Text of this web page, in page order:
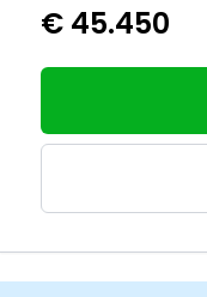
€ 45.450